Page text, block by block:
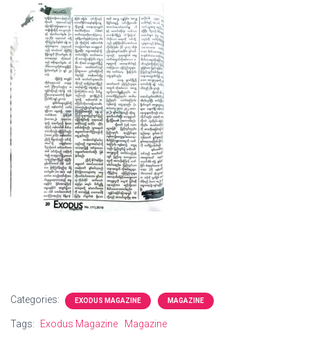
Categories: EXODUS MAGAZINE MAGAZINE
Tags: Exodus Magazine Magazine